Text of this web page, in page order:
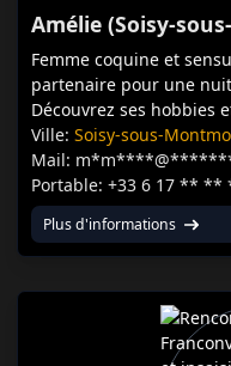
Amélie (Soisy-
Femme coquine et
partenaire pour une
Découvrez ses hobbies
Ville: Soisy-sous-
Mail:
Portable: +33 6 17 ** **
Plus d'informations